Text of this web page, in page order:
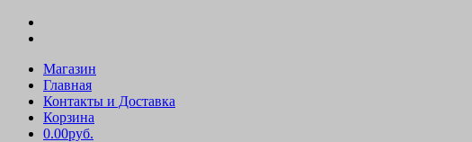
Магазин
Главная
Контакты и Доставка
Корзина
0.00руб.